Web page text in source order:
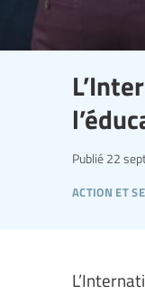
action et
Publié 22